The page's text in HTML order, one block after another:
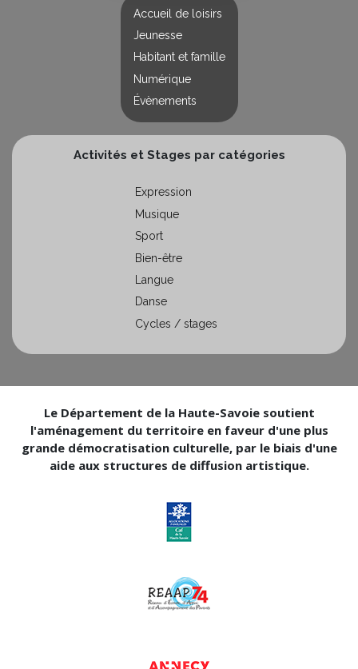
Accueil de loisirs
Jeunesse
Habitant et famille
Numérique
Évènements
Activités et Stages par catégories
Expression
Musique
Sport
Bien-être
Langue
Danse
Cycles / stages
Le Département de la Haute-Savoie soutient
l'aménagement du territoire en faveur d'une plus
grande démocratisation culturelle, par le biais d'une
aide aux structures de diffusion artistique.